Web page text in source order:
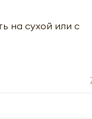
на сухой или с